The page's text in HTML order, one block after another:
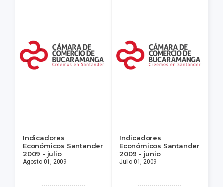
Indicadores
Económicos Santander
2009 - julio
Agosto 01, 2009
Indicadores
Económicos Santander
2009 - junio
Julio 01, 2009